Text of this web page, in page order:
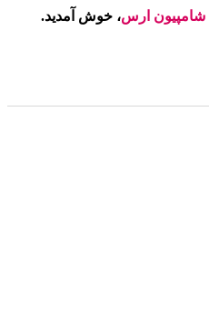
شامپیون ارس، خوش آمدید.